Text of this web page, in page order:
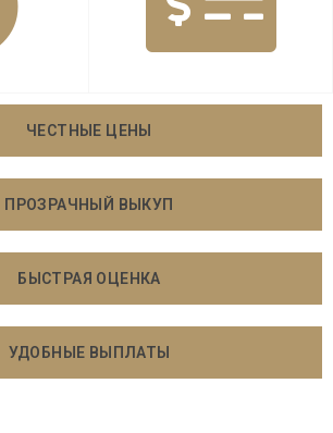
ЧЕСТНЫЕ ЦЕНЫ
ПРОЗРАЧНЫЙ ВЫКУП
БЫСТРАЯ ОЦЕНКА
УДОБНЫЕ ВЫПЛАТЫ